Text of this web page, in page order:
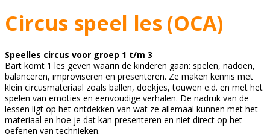
Circus speel les (OCA)
Speelles circus voor groep 1 t/m 3
Bart komt 1 les geven waarin de kinderen gaan: spelen, nadoen,
balanceren, improviseren en presenteren. Ze maken kennis met
klein circusmateriaal zoals ballen, doekjes, touwen e.d. en met het
spelen van emoties en eenvoudige verhalen. De nadruk van de
lessen ligt op het ontdekken van wat ze allemaal kunnen met het
materiaal en hoe je dat kan presenteren en niet direct op het
oefenen van technieken.